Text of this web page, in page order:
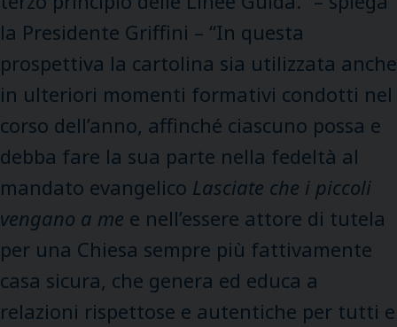
la Presidente Griffini – “In questa
prospettiva la cartolina sia utilizzata anche
in ulteriori momenti formativi condotti nel
corso dell’anno, affinché ciascuno possa e
debba fare la sua parte nella fedeltà al
mandato evangelico Lasciate che i piccoli
vengano a me e nell’essere attore di tutela
per una Chiesa sempre più fattivamente
casa sicura, che genera ed educa a
relazioni rispettose e autentiche per tutti e